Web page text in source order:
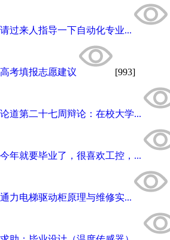
请过来人指导一下自动化专业...
高考填报志愿建议 [993]
论道第二十七周辩论：在校大学...
今年就要毕业了，很喜欢工控，...
通力电梯驱动柜原理与维修实...